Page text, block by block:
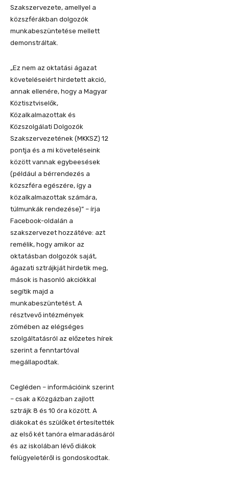
Szakszervezete, amellyel a
közszférákban dolgozók
munkabeszüntetése mellett
demonstráltak.
„Ez nem az oktatási ágazat
követeléseiért hirdetett akció,
annak ellenére, hogy a Magyar
Köztisztviselők,
Közalkalmazottak és
Közszolgálati Dolgozók
Szakszervezetének (MKKSZ) 12
pontja és a mi követeléseink
között vannak egybeesések
(például a bérrendezés a
közszféra egészére, így a
közalkalmazottak számára,
túlmunkák rendezése)” – írja
Facebook-oldalán a
szakszervezet hozzátéve: azt
remélik, hogy amikor az
oktatásban dolgozók saját,
ágazati sztrájkját hirdetik meg,
mások is hasonló akciókkal
segítik majd a
munkabeszüntetést. A
résztvevő intézmények
zömében az elégséges
szolgáltatásról az előzetes hírek
szerint a fenntartóval
megállapodtak.
Cegléden – információink szerint
– csak a Közgázban zajlott
sztrájk 8 és 10 óra között. A
diákokat és szülőket értesítették
az első két tanóra elmaradásáról
és az iskolában lévő diákok
felügyeletéről is gondoskodtak.